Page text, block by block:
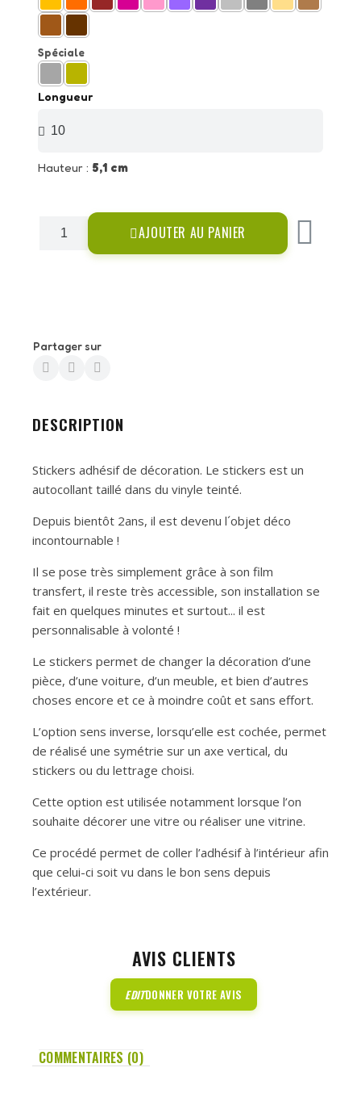
Spéciale
Longueur
Hauteur : 5,1 cm
AJOUTER AU PANIER
Partager sur
DESCRIPTION
Stickers adhésif de décoration. Le stickers est un
autocollant taillé dans du vinyle teinté.
Depuis bientôt 2ans, il est devenu l´objet déco
incontournable !
Il se pose très simplement grâce à son film
transfert, il reste très accessible, son installation se
fait en quelques minutes et surtout... il est
personnalisable à volonté !
Le stickers permet de changer la décoration d’une
pièce, d’une voiture, d’un meuble, et bien d’autres
choses encore et ce à moindre coût et sans effort.
L’option sens inverse, lorsqu’elle est cochée, permet
de réalisé une symétrie sur un axe vertical, du
stickers ou du lettrage choisi.
Cette option est utilisée notamment lorsque l’on
souhaite décorer une vitre ou réaliser une vitrine.
Ce procédé permet de coller l’adhésif à l’intérieur afin
que celui-ci soit vu dans le bon sens depuis
l’extérieur.
AVIS CLIENTS
EDITDONNER VOTRE AVIS
COMMENTAIRES (0)